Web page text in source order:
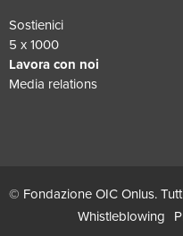
Sostienici
5 x 1000
Lavora con noi
Media relations
© Fondazione OIC Onlus.
Whistleblowing